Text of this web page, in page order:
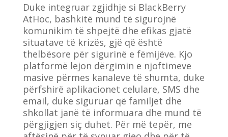
Duke integruar zgjidhje si BlackBerry
AtHoc, bashkitë mund të sigurojnë
komunikim të shpejtë dhe efikas gjatë
situatave të krizës, gjë që është
thelbësore për sigurinë e fëmijëve. Kjo
platformë lejon dërgimin e njoftimeve
masive përmes kanaleve të shumta, duke
përfshirë aplikacionet celulare, SMS dhe
email, duke siguruar që familjet dhe
shkollat janë të informuara dhe mund të
përgjigjen siç duhet. Për më tepër, me